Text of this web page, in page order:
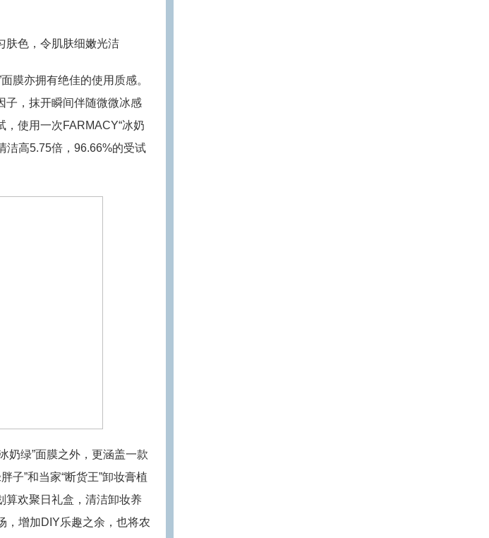
肤色，令肌肤细嫩光洁
膜亦拥有绝佳的使用质感。
子，抹开瞬间伴随微微冰感
使用一次FARMACY“冰奶
洁高5.75倍，96.66%的受试
奶绿”面膜之外，更涵盖一款
子”和当家“断货王”卸妆膏植
算欢聚日礼盒，清洁卸妆养
，增加DIY乐趣之余，也将农